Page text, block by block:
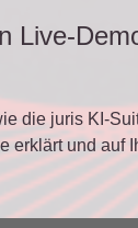
Live-
die juris KI-
erklärt und auf